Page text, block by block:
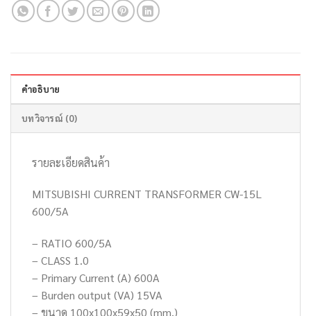
คำอธิบาย
บทวิจารณ์ (0)
รายละเอียดสินค้า
MITSUBISHI CURRENT TRANSFORMER CW-15L
600/5A
– RATIO 600/5A
– CLASS 1.0
– Primary Current (A) 600A
– Burden output (VA) 15VA
– ขนาด 100x100x59x50 (mm.)